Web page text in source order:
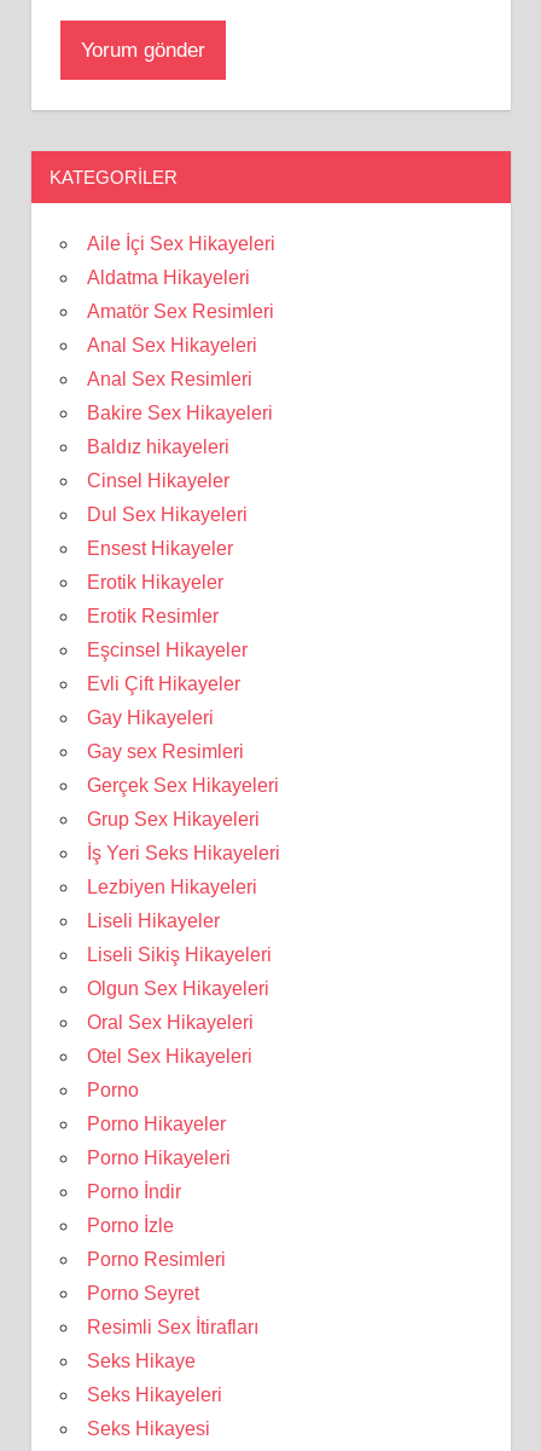
KATEGORILER
Aile İçi Sex Hikayeleri
Aldatma Hikayeleri
Amatör Sex Resimleri
Anal Sex Hikayeleri
Anal Sex Resimleri
Bakire Sex Hikayeleri
Baldız hikayeleri
Cinsel Hikayeler
Dul Sex Hikayeleri
Ensest Hikayeler
Erotik Hikayeler
Erotik Resimler
Eşcinsel Hikayeler
Evli Çift Hikayeler
Gay Hikayeleri
Gay sex Resimleri
Gerçek Sex Hikayeleri
Grup Sex Hikayeleri
İş Yeri Seks Hikayeleri
Lezbiyen Hikayeleri
Liseli Hikayeler
Liseli Sikiş Hikayeleri
Olgun Sex Hikayeleri
Oral Sex Hikayeleri
Otel Sex Hikayeleri
Porno
Porno Hikayeler
Porno Hikayeleri
Porno İndir
Porno İzle
Porno Resimleri
Porno Seyret
Resimli Sex İtirafları
Seks Hikaye
Seks Hikayeleri
Seks Hikayesi